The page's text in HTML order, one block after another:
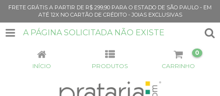
FRETE GRÁTIS A PARTIR DE R$ 299,90 PARA O ESTADO DE SÃO PAULO - EM
ATÉ 12X NO CARTÃO DE CRÉDITO - JOIAS EXCLUSIVAS
A PÁGINA SOLICITADA NÃO EXISTE
INÍCIO PRODUTOS CARRINHO
0